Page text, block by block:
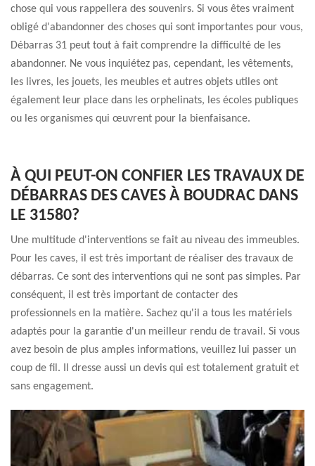
chose qui vous rappellera des souvenirs. Si vous êtes vraiment
obligé d'abandonner des choses qui sont importantes pour vous,
Débarras 31 peut tout à fait comprendre la difficulté de les
abandonner. Ne vous inquiétez pas, cependant, les vêtements,
les livres, les jouets, les meubles et autres objets utiles ont
également leur place dans les orphelinats, les écoles publiques
ou les organismes qui œuvrent pour la bienfaisance.
À QUI PEUT-ON CONFIER LES TRAVAUX DE
DÉBARRAS DES CAVES À BOUDRAC DANS
LE 31580?
Une multitude d'interventions se fait au niveau des immeubles.
Pour les caves, il est très important de réaliser des travaux de
débarras. Ce sont des interventions qui ne sont pas simples. Par
conséquent, il est très important de contacter des
professionnels en la matière. Sachez qu'il a tous les matériels
adaptés pour la garantie d'un meilleur rendu de travail. Si vous
avez besoin de plus amples informations, veuillez lui passer un
coup de fil. Il dresse aussi un devis qui est totalement gratuit et
sans engagement.